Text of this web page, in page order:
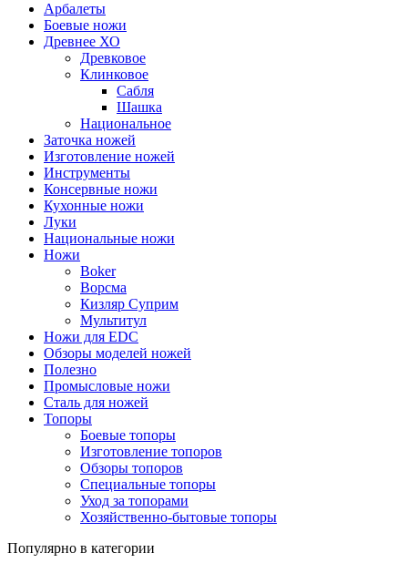
Арбалеты
Боевые ножи
Древнее ХО
Древковое
Клинковое
Сабля
Шашка
Национальное
Заточка ножей
Изготовление ножей
Инструменты
Консервные ножи
Кухонные ножи
Луки
Национальные ножи
Ножи
Boker
Ворсма
Кизляр Суприм
Мультитул
Ножи для EDC
Обзоры моделей ножей
Полезно
Промысловые ножи
Сталь для ножей
Топоры
Боевые топоры
Изготовление топоров
Обзоры топоров
Специальные топоры
Уход за топорами
Хозяйственно-бытовые топоры
Популярно в категории